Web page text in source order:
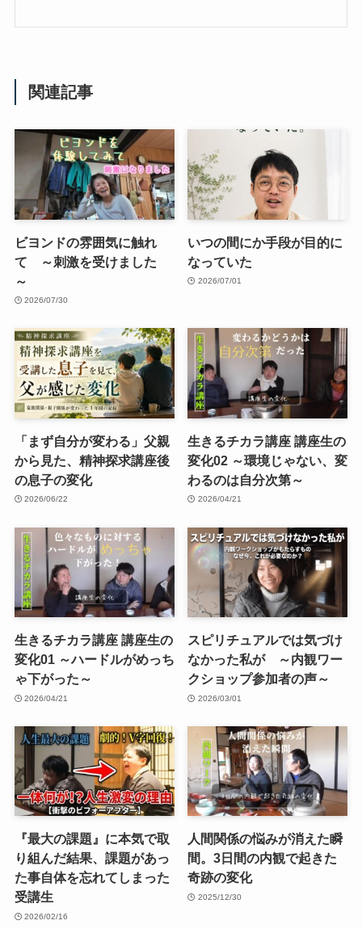
関連記事
ビヨンドの雰囲気に触れ
て ～刺激を受けました
～
2026/07/30
いつの間にか手段が目的に
なっていた
2026/07/01
「まず自分が変わる」父親
から見た、精神探求講座後
の息子の変化
2026/06/22
生きるチカラ講座 講座生の
変化02 ～環境じゃない、変
わるのは自分次第～
2026/04/21
生きるチカラ講座 講座生の
変化01 ～ハードルがめっち
ゃ下がった～
2026/04/21
スピリチュアルでは気づけ
なかった私が ～内観ワー
クショップ参加者の声～
2026/03/01
『最大の課題』に本気で取
り組んだ結果、課題があっ
た事自体を忘れてしまった
受講生
2026/02/16
人間関係の悩みが消えた瞬
間。3日間の内観で起きた
奇跡の変化
2025/12/30